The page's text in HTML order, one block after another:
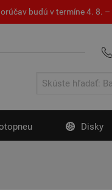
budú v termíne 4. 8.
Disky